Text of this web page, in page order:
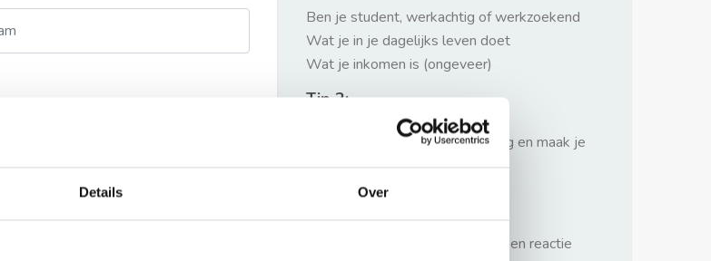
Details Over
Ben je student, werkachtig of werkzoekend
Wat je in je dagelijks leven doet
Wat je inkomen is (ongeveer)
Tip 2:
Wees beleefd, niet te langdradig en maak je
verhaal kort
Wacht niet met reageren. Snel een reactie